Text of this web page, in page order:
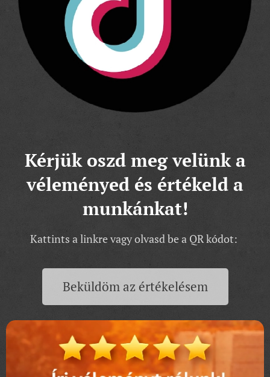
Kérjük oszd meg velünk a
véleményed és értékeld a
munkánkat!
Kattints a linkre vagy olvasd be a QR kódot:
Beküldöm az értékelésem